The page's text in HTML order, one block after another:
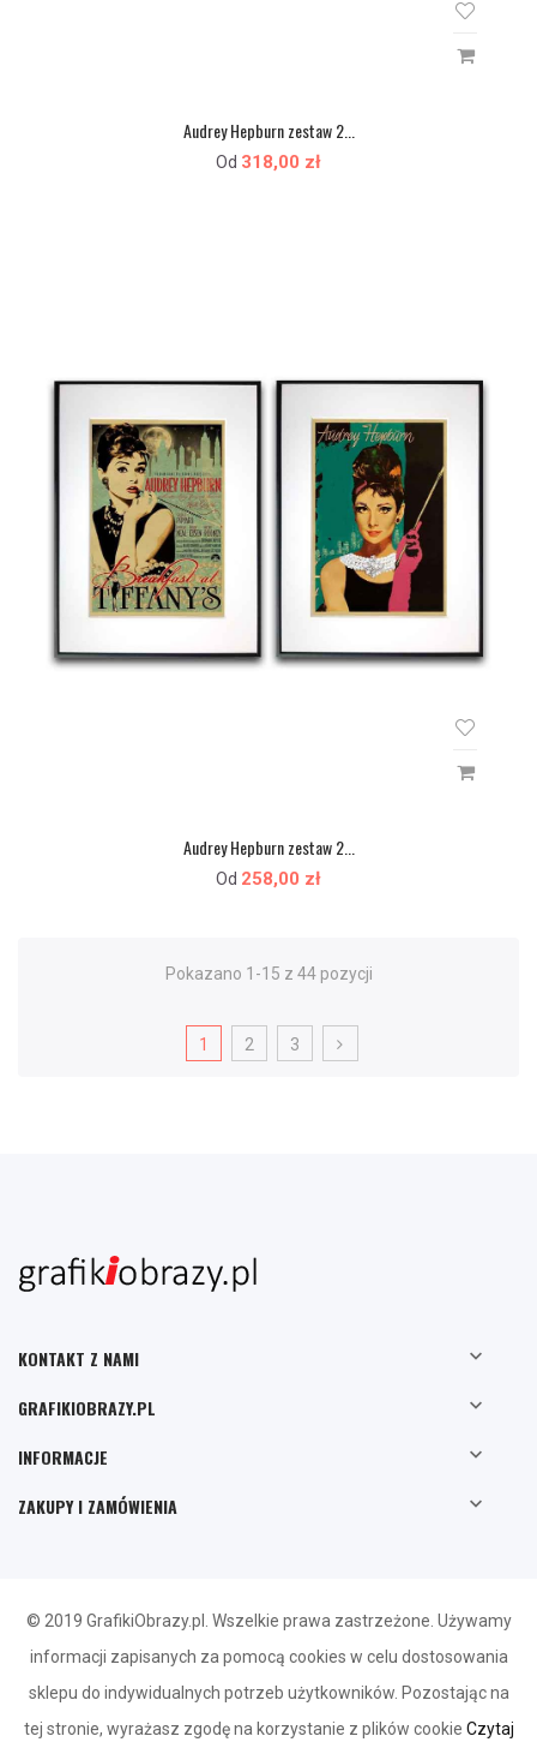
Audrey Hepburn zestaw 2...
Od 318,00 zł
Audrey Hepburn zestaw 2...
Od 258,00 zł
Pokazano 1-15 z 44 pozycji
1 2 3
KONTAKT Z NAMI 
GRAFIKIOBRAZY.PL 
INFORMACJE 
ZAKUPY I ZAMÓWIENIA 
© 2019 GrafikiObrazy.pl. Wszelkie prawa zastrzeżone. Używamy
informacji zapisanych za pomocą cookies w celu dostosowania
sklepu do indywidualnych potrzeb użytkowników. Pozostając na
tej stronie, wyrażasz zgodę na korzystanie z plików cookie Czytaj